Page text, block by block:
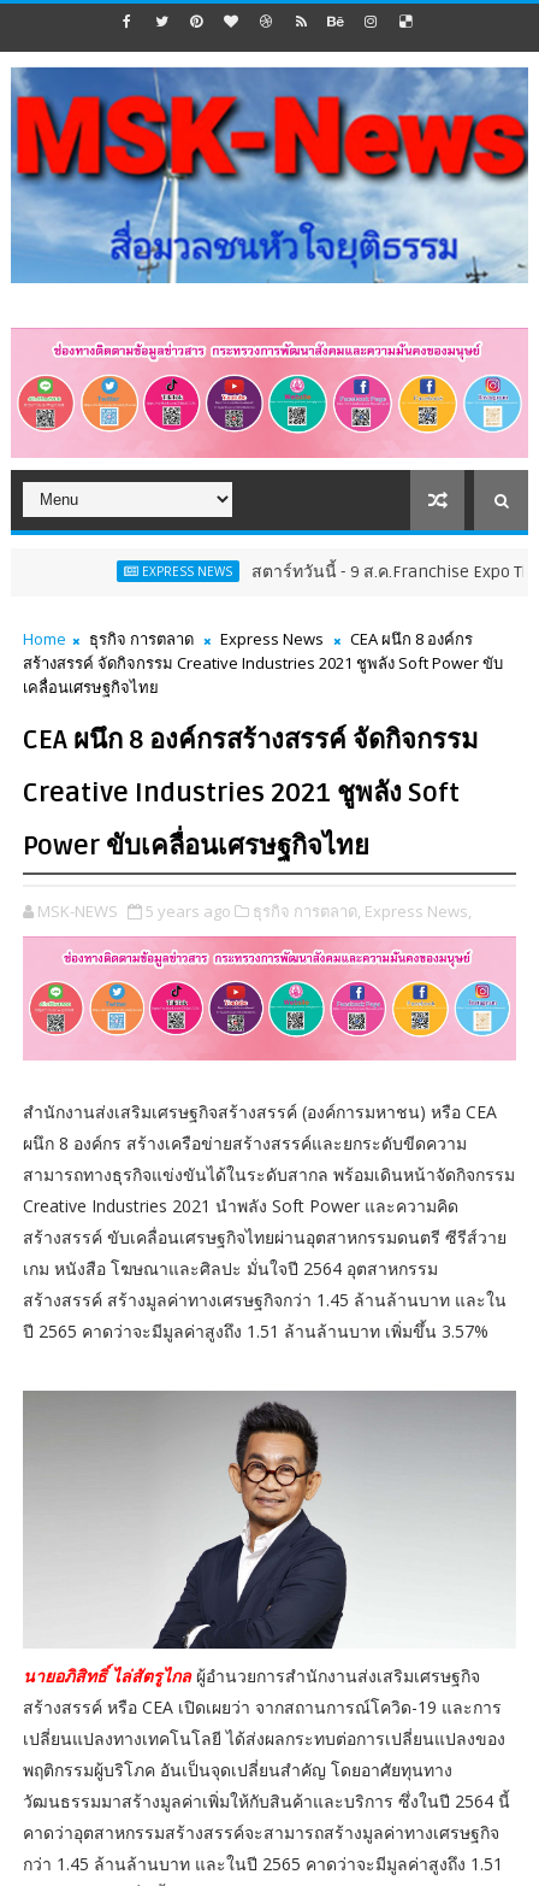
EXPRESS NEWS สตาร์ทวันนี้ - 9 ส.ค.Franchise Expo Thailand &
Home ธุรกิจ การตลาด Express News
CEA ผนึก 8 องค์กร
สร้างสรรค์ จัดกิจกรรม Creative Industries 2021 ชูพลัง Soft Power ขับ
เคลื่อนเศรษฐกิจไทย
CEA ผนึก 8 องค์กรสร้างสรรค์ จัดกิจกรรม
Creative Industries 2021 ชูพลัง Soft
Power ขับเคลื่อนเศรษฐกิจไทย
MSK-NEWS 5 years ago ธุรกิจ การตลาด, Express News,
สำนักงานส่งเสริมเศรษฐกิจสร้างสรรค์ (องค์การมหาชน) หรือ CEA
ผนึก 8 องค์กร สร้างเครือข่ายสร้างสรรค์และยกระดับขีดความ
สามารถทางธุรกิจแข่งขันได้ในระดับสากล พร้อมเดินหน้าจัดกิจกรรม
Creative Industries 2021 นำพลัง Soft Power และความคิด
สร้างสรรค์ ขับเคลื่อนเศรษฐกิจไทยผ่านอุตสาหกรรมดนตรี ซีรีส์วาย
เกม หนังสือ โฆษณาและศิลปะ มั่นใจปี 2564 อุตสาหกรรม
สร้างสรรค์ สร้างมูลค่าทางเศรษฐกิจกว่า 1.45 ล้านล้านบาท และใน
ปี 2565 คาดว่าจะมีมูลค่าสูงถึง 1.51 ล้านล้านบาท เพิ่มขึ้น 3.57%
นายอภิสิทธิ์ ไล่สัตรูไกลผู้อำนวยการสำนักงานส่งเสริมเศรษฐกิจ
สร้างสรรค์ หรือ CEA เปิดเผยว่า จากสถานการณ์โควิด-19 และการ
เปลี่ยนแปลงทางเทคโนโลยี ได้ส่งผลกระทบต่อการเปลี่ยนแปลงของ
พฤติกรรมผู้บริโภค อันเป็นจุดเปลี่ยนสำคัญ โดยอาศัยทุนทาง
วัฒนธรรมมาสร้างมูลค่าเพิ่มให้กับสินค้าและบริการ ซึ่งในปี 2564 นี้
คาดว่าอุตสาหกรรมสร้างสรรค์จะสามารถสร้างมูลค่าทางเศรษฐกิจ
กว่า 1.45 ล้านล้านบาท และในปี 2565 คาดว่าจะมีมูลค่าสูงถึง 1.51